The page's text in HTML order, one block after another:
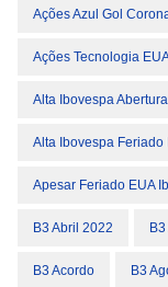
Ações Azul Gol
Ações Tecnologia
Alta Ibovespa Abertura
Alta Ibovespa Feriado
Apesar Feriado EUA
B3 Abril 2022
B3 Acordo B3